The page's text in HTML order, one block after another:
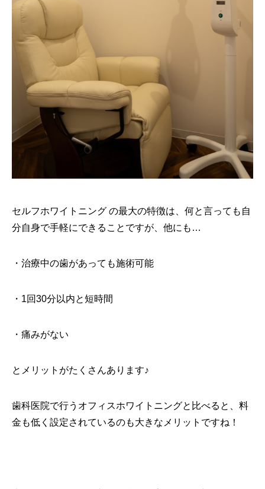
セルフホワイトニング の最大の特徴は、何と言っても自
分自身で手軽にできることですが、他にも…
・治療中の歯があっても施術可能
・1回30分以内と短時間
・痛みがない
とメリットがたくさんあります♪
歯科医院で行うオフィスホワイトニングと比べると、料
金も低く設定されているのも大きなメリットですね！